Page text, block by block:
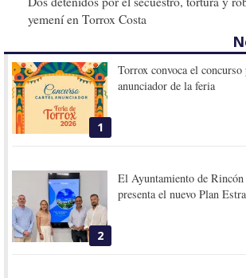
yemení en Torrox Costa
1
Torrox convoca el
anunciador de la feria
2
El Ayuntamiento de
presenta el nuevo Plan